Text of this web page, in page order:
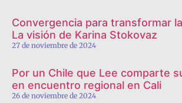
Convergencia para transformar
La visión de Karina Stokovaz
27 de noviembre de 2024
Por un Chile que Lee comparte
en encuentro regional en Cali
26 de noviembre de 2024